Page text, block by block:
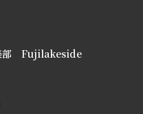
部 Fujilakeside